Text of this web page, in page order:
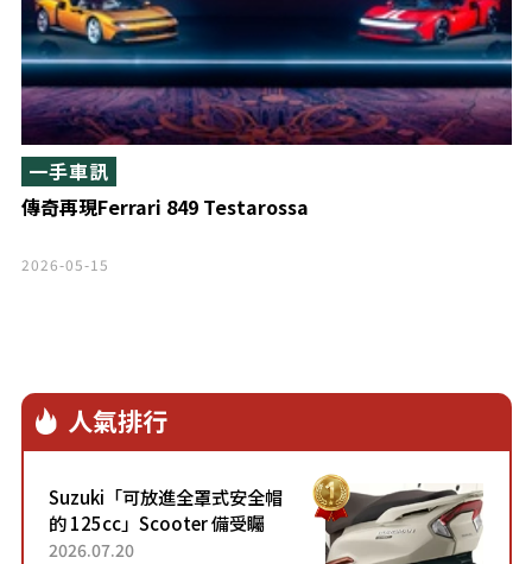
傳奇再現Ferrari 849 Testarossa
一手車訊
2026-05-15
人氣排行
Suzuki「可放進全罩式安全帽
的 125cc」Scooter 備受矚
目！採用全新流線設計與各項
2026.07.20